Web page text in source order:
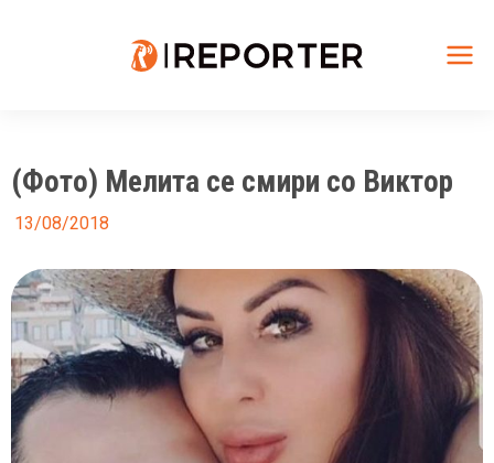
(Фото) Мелита се смири со Виктор
13/08/2018